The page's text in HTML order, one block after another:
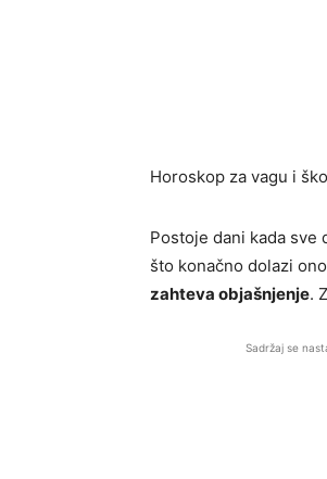
Horoskop za vagu i
Postoje dani kada sve
što konačno dolazi
zahteva objašnjenje.
Sadržaj se